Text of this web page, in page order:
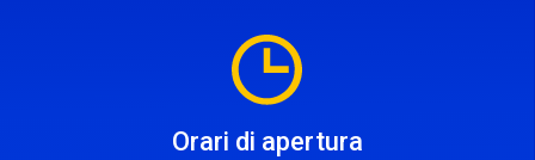
Orari di apertura